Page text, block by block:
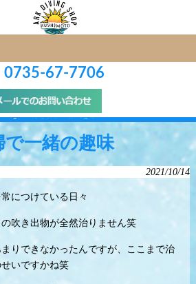
0735-67-7706
Blog > 夫婦で一緒の趣味
で一緒の趣味
2021/10/14
につけている日々
吹き出物が全然治りません笑
りできなかったんですが、ここまで治
いですかね笑